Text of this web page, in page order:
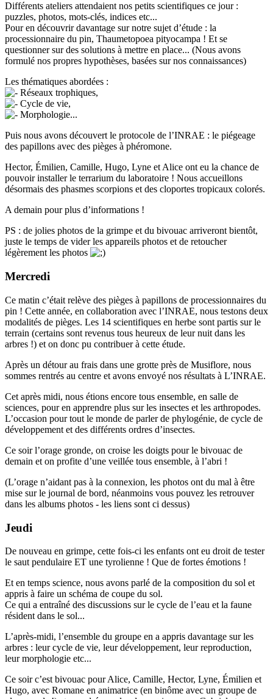
Différents ateliers attendaient nos petits scientifiques ce jour :
puzzles, photos, mots-clés, indices etc...
Pour en découvrir davantage sur notre sujet d’étude : la
processionnaire du pin, Thaumetopoea pityocampa ! Et se
questionner sur des solutions à mettre en place... (Nous avons
formulé nos propres hypothèses, basées sur nos connaissances)
Les thématiques abordées :
Réseaux trophiques,
Cycle de vie,
Morphologie...
Puis nous avons découvert le protocole de l’INRAE : le piégeage
des papillons avec des pièges à phéromone.
Hector, Émilien, Camille, Hugo, Lyne et Alice ont eu la chance de
pouvoir installer le terrarium du laboratoire ! Nous accueillons
désormais des phasmes scorpions et des cloportes tropicaux colorés.
A demain pour plus d’informations !
PS : de jolies photos de la grimpe et du bivouac arriveront bientôt,
juste le temps de vider les appareils photos et de retoucher
légèrement les photos
Mercredi
Ce matin c’était relève des pièges à papillons de processionnaires du
pin ! Cette année, en collaboration avec l’INRAE, nous testons deux
modalités de pièges. Les 14 scientifiques en herbe sont partis sur le
terrain (certains sont revenus tous heureux de leur nuit dans les
arbres !) et on donc pu contribuer à cette étude.
Après un détour au frais dans une grotte près de Musiflore, nous
sommes rentrés au centre et avons envoyé nos résultats à L’INRAE.
Cet après midi, nous étions encore tous ensemble, en salle de
sciences, pour en apprendre plus sur les insectes et les arthropodes.
L’occasion pour tout le monde de parler de phylogénie, de cycle de
développement et des différents ordres d’insectes.
Ce soir l’orage gronde, on croise les doigts pour le bivouac de
demain et on profite d’une veillée tous ensemble, à l’abri !
(L’orage n’aidant pas à la connexion, les photos ont du mal à être
mise sur le journal de bord, néanmoins vous pouvez les retrouver
dans les albums photos - les liens sont ci dessus)
Jeudi
De nouveau en grimpe, cette fois-ci les enfants ont eu droit de tester
le saut pendulaire ET une tyrolienne ! Que de fortes émotions !
Et en temps science, nous avons parlé de la composition du sol et
appris à faire un schéma de coupe du sol.
Ce qui a entraîné des discussions sur le cycle de l’eau et la faune
résident dans le sol...
L’après-midi, l’ensemble du groupe en a appris davantage sur les
arbres : leur cycle de vie, leur développement, leur reproduction,
leur morphologie etc...
Ce soir c’est bivouac pour Alice, Camille, Hector, Lyne, Émilien et
Hugo, avec Romane en animatrice (en binôme avec un groupe de